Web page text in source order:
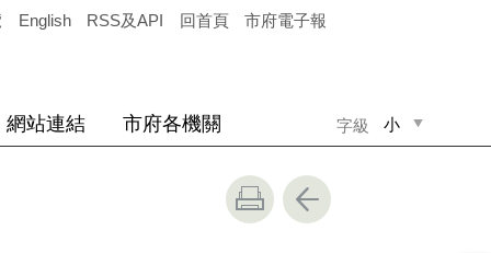
English RSS及API 回首頁 市府電子報
字級 小
網站連結 市府各機關